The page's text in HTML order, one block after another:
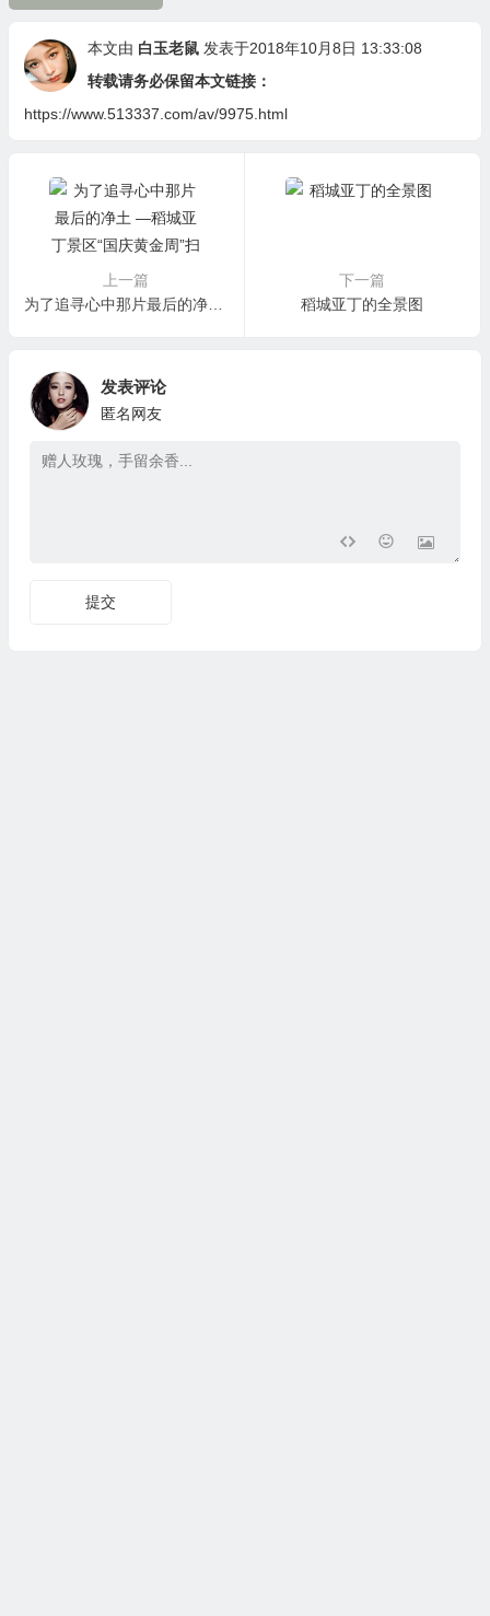
本文由 白玉老鼠 发表于2018年10月8日 13:33:08
转载请务必保留本文链接：
https://www.513337.com/av/9975.html
上一篇
为了追寻心中那片最后的净土 —稻城亚丁景区“国庆黄金周”扫描
下一篇
稻城亚丁的全景图
发表评论
匿名网友
提交